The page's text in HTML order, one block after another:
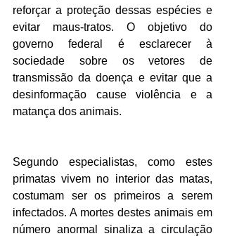
reforçar a proteção dessas espécies e
evitar maus-tratos. O objetivo do
governo federal é esclarecer à
sociedade sobre os vetores de
transmissão da doença e evitar que a
desinformação cause violência e a
matança dos animais.
Segundo especialistas, como estes
primatas vivem no interior das matas,
costumam ser os primeiros a serem
infectados. A mortes destes animais em
número anormal sinaliza a circulação